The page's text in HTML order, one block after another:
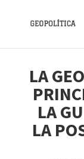
LA
LA
LA